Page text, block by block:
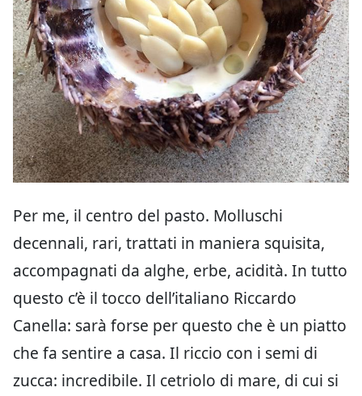
Per me, il centro del pasto. Molluschi
decennali, rari, trattati in maniera squisita,
accompagnati da alghe, erbe, acidità. In tutto
questo c’è il tocco dell’italiano Riccardo
Canella: sarà forse per questo che è un piatto
che fa sentire a casa. Il riccio con i semi di
zucca: incredibile. Il cetriolo di mare, di cui si